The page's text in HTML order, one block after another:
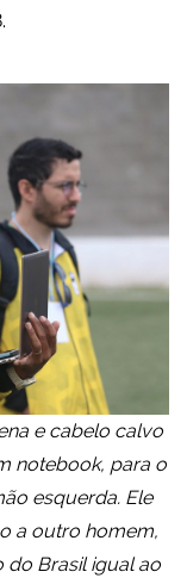
e cabelo calvo
notebook, para o
esquerda. Ele
a outro homem,
do Brasil igual ao